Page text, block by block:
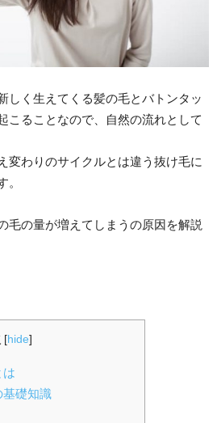
しく生えてくる髪の毛とバトンタッ
こることなので、自然の流れとして
変わりのサイクルとは違う抜け毛に
。
毛の量が増えてしまうの原因を解説
[hide]
は
基礎知識